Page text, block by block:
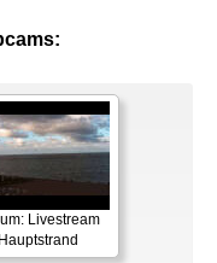
Livestream
Hauptstrand